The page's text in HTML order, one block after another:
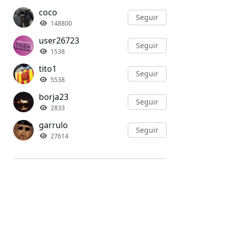
coco
148800
Seguir
user26723
1538
Seguir
tito1
5539
Seguir
borja23
2833
Seguir
garrulo
27614
Seguir